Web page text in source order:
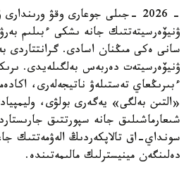
- 2026 -جىلى جوعارى وقۋ
ۋنيۆەرسيتەتتىك جانە ىشكى ءبىلىم
سانى ەكى مىڭنان اسادى. گرانتتاردى
ۋنيۆەرسيتەت دەربەس بەلگىلەيدى.
ءبىرىڭعاي تەستىلەۋ ناتيجەلەرى،
«التىن بەلگى» يەگەرى بولۋى،
شىعارماشىلىق جانە سپورتتىق
سونداي-اق تالاپكەردىڭ الەۋمەتتىك
دەلىنگەن مينيسترلىك مالىمەتىندە.